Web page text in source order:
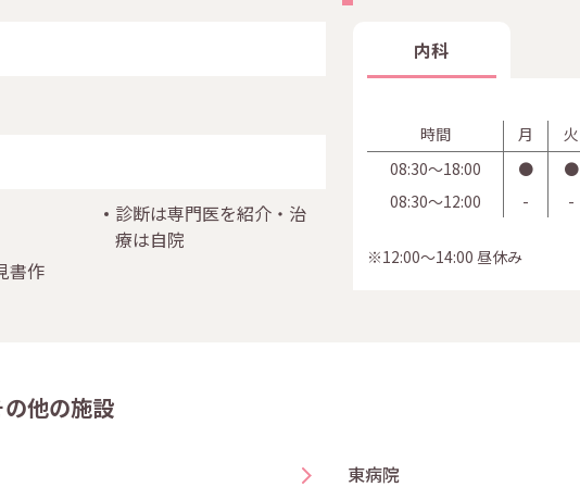
診断は専門医を紹介・治
療は自院
書作
内科
時間 月 火
08:30〜18:00
● ●
08:30〜12:00
- -
※12:00～14:00 昼休み
他の施設
東病院